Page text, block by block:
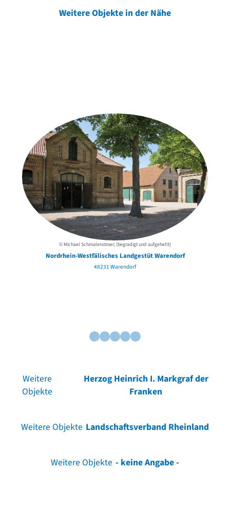
Weitere Objekte in der Nähe
© Michael Schmalenstroer; (begradigt und aufgehellt)
Nordrhein-Westfälisches Landgestüt Warendorf
48231 Warendorf
Weitere
Objekte
Herzog Heinrich I. Markgraf der
Franken
Weitere Objekte Landschaftsverband Rheinland
Weitere Objekte - keine Angabe -